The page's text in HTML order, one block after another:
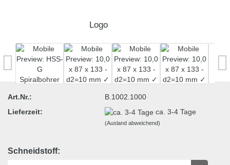
Art.Nr.:
B.1002.1000
Lieferzeit:
ca. 3-4 Tage
(Ausland abweichend)
Schneidstoff: